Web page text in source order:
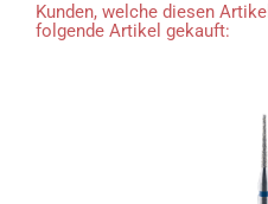
Kunden, welche diesen
folgende Artikel gekauft: